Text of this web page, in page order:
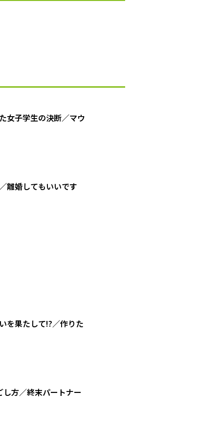
女子学生の決断／マウ
離婚してもいいです
を果たして!?／作りた
方／終末パートナー